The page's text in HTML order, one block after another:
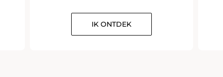
IK ONTDEK